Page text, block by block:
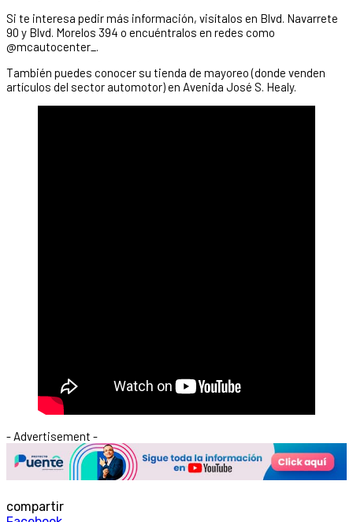
Si te interesa pedir más información, visítalos en Blvd. Navarrete
90 y Blvd. Morelos 394 o encuéntralos en redes como
@mcautocenter_.
También puedes conocer su tienda de mayoreo (donde venden
artículos del sector automotor) en Avenida José S. Healy.
- Advertisement -
compartir